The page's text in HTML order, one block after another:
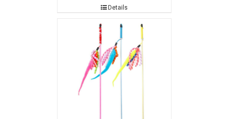
Details